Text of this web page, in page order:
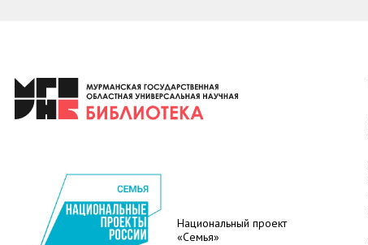
Национальный проект
«Семья»